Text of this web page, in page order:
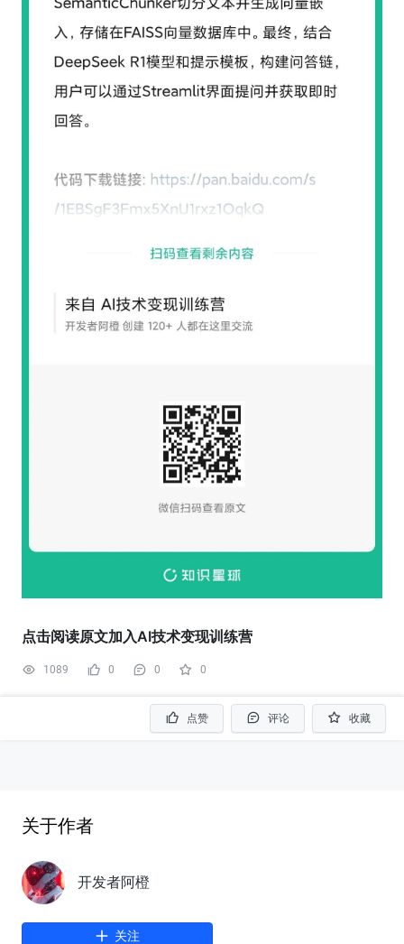
点击阅读原文加入AI技术变现训练营
1089 0 0 0
点赞 评论 收藏
关于作者
开发者阿橙
关注